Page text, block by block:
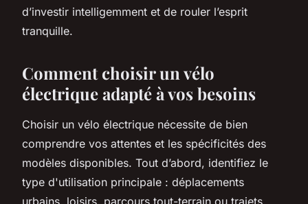
d’investir intelligemment et de rouler l’esprit
tranquille.
Comment choisir un vélo
électrique adapté à vos besoins
Choisir un vélo électrique nécessite de bien
comprendre vos attentes et les spécificités des
modèles disponibles. Tout d’abord, identifiez le
type d'utilisation principale : déplacements
urbains, loisirs, parcours tout-terrain ou trajets